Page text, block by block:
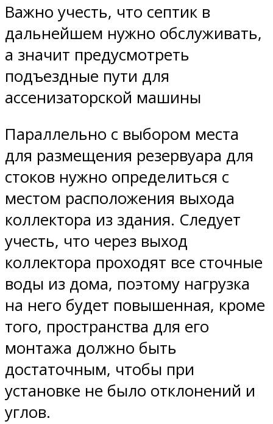
Важно учесть, что септик в
дальнейшем нужно обслуживать,
а значит предусмотреть
подъездные пути для
ассенизаторской машины
Параллельно с выбором места
для размещения резервуара для
стоков нужно определиться с
местом расположения выхода
коллектора из здания. Следует
учесть, что через выход
коллектора проходят все сточные
воды из дома, поэтому нагрузка
на него будет повышенная, кроме
того, пространства для его
монтажа должно быть
достаточным, чтобы при
установке не было отклонений и
углов.